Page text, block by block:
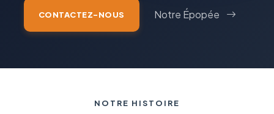
CONTACTEZ-NOUS Notre Épopée
NOTRE HISTOIRE